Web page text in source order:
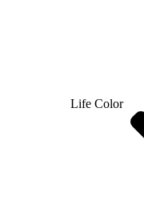
Life Color